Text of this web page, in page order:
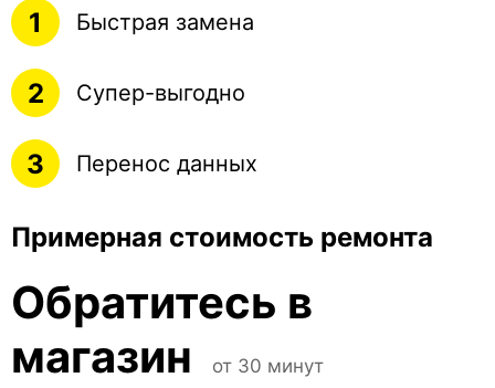
1 Быстрая замена
2 Супер-выгодно
3 Перенос данных
Примерная стоимость ремонта
Обратитесь в
магазин
от 30 минут